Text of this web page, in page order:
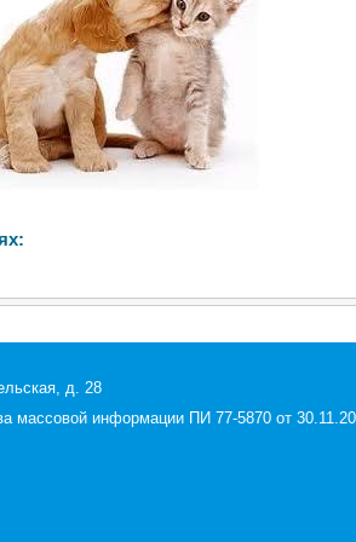
д. 28
информации ПИ 77-5870 от